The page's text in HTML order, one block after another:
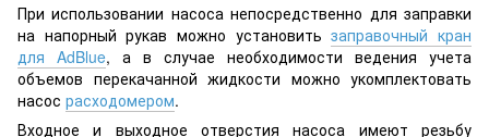
При использовании насоса непосредственно для заправки
на напорный рукав можно установитьзаправочный кран
для AdBlue, а в случае необходимости ведения учета
объемов перекачанной жидкости можно укомплектовать
насос расходомером.
Входное и выходное отверстия насоса имеют резьбу